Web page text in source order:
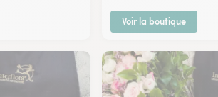
Voir la boutique